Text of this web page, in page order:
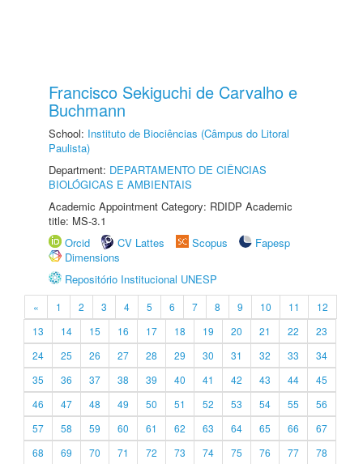
Francisco Sekiguchi de Carvalho e
Buchmann
School: Instituto de Biociências (Câmpus do Litoral
Paulista)
Department: DEPARTAMENTO DE CIÊNCIAS
BIOLÓGICAS E AMBIENTAIS
Academic Appointment Category: RDIDP Academic
title: MS-3.1
Orcid
CV Lattes Scopus
Fapesp
Dimensions
Repositório Institucional UNESP
« 1 2 3 4 5 6 7 8 9 10 11
12
13
14 15 16 17 18 19 20 21 22
23
24
25 26 27 28 29 30 31 32 33
34
35
36 37 38 39 40 41 42 43 44
45
46
47 48 49 50 51 52 53 54 55
56
57
58 59 60 61 62 63 64 65 66
67
68
69 70 71 72 73 74 75 76 77
78